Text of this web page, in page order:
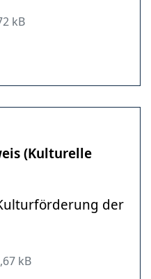
kB
(Kulturelle
der
kB